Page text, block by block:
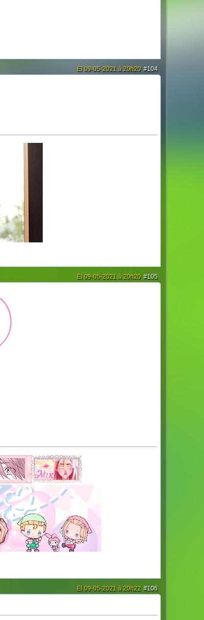
#104
El 09-05-2021 à 20h20
#105
El 09-05-2021 à 20h20
#106
El 09-05-2021 à 20h22